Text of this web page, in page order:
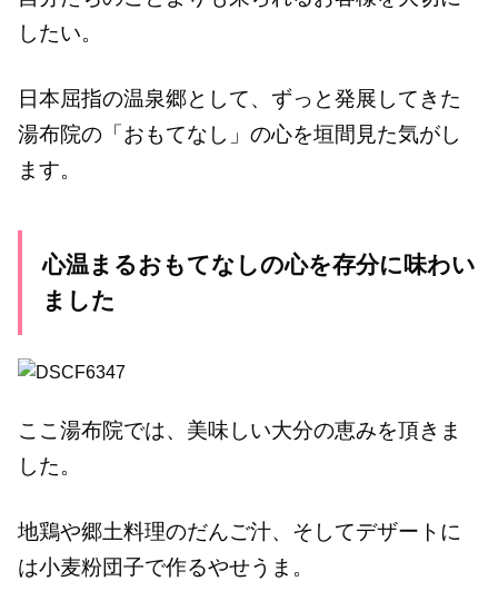
したい。
日本屈指の温泉郷として、ずっと発展してきた
湯布院の「おもてなし」の心を垣間見た気がし
ます。
心温まるおもてなしの心を存分に味わい
ました
ここ湯布院では、美味しい大分の恵みを頂きま
した。
地鶏や郷土料理のだんご汁、そしてデザートに
は小麦粉団子で作るやせうま。